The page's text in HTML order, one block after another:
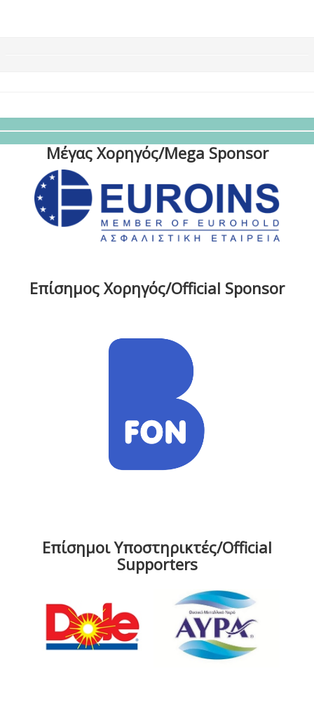
Μέγας Χορηγός/Mega Sponsor
Επίσημος Χορηγός/Official Sponsor
Επίσημοι Υποστηρικτές/Official
Supporters